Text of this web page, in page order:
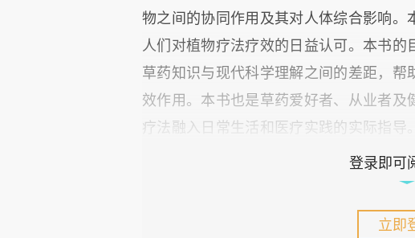
物之间的协同作用及其对人体综合影响
人们对植物疗法疗效的日益认可。本书
草药知识与现代科学理解之间的差距，
效作用。本书也是草药爱好者、从业者
疗法融入日常生活和医疗实践的实际指
各种草药组合的协同作用，从而在为健
这与整体医学和补充医学的广泛发展趋
衡生活方式的全面健康方式。总体而言
登录即可
立即